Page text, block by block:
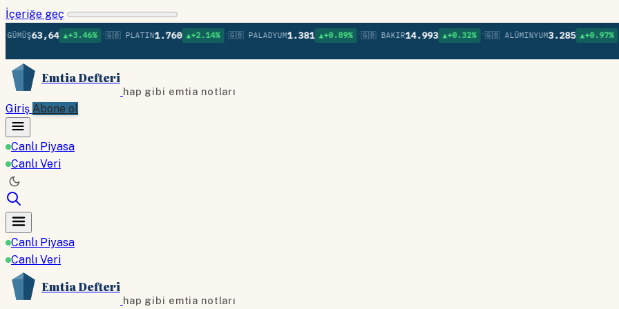
İçeriğe geç
63,64 ▲+3.46% • 🇬🇧 PLATIN1.760 ▲+2.14% • 🇬🇧 PALADYUM1.381 ▲+0.89% •🇬🇧 BAKIR 14.993 ▲+0.32% •🇬🇧 ALÜMINYUM3.285 ▲+0.97% •🇬🇧
Emtia Defteri
hap gibi emtia notları
Giriş Abone ol
Canlı Piyasa
Canlı Veri
Canlı Piyasa
Canlı Veri
Emtia Defteri
hap gibi emtia notları